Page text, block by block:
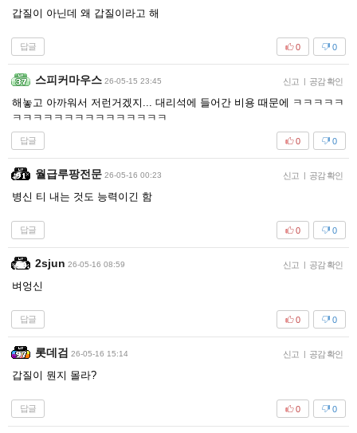
갑질이 아닌데 왜 갑질이라고 해
답글 0
0
스피커마우스 26-05-15 23:45 신고 | 공감 확인
해놓고 아까워서 저런거겠지... 대리석에 들어간 비용 때문에 ㅋㅋㅋㅋㅋ
ㅋㅋㅋㅋㅋㅋㅋㅋㅋㅋㅋㅋㅋㅋㅋ
답글 0
0
월급루팡전문 26-05-16 00:23 신고 | 공감 확인
병신 티 내는 것도 능력이긴 함
답글 0
0
2sjun 26-05-16 08:59 신고 | 공감 확인
벼엉신
답글 0
0
롯데검 26-05-16 15:14 신고 | 공감 확인
갑질이 뭔지 몰라?
답글 0
0